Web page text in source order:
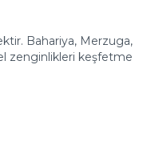
Bahariya, Merzuga,
zenginlikleri keşfetme